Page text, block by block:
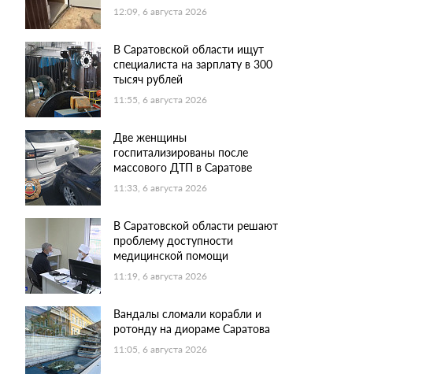
12:09, 6 августа 2026
В Саратовской области ищут
специалиста на зарплату в 300
тысяч рублей
11:55, 6 августа 2026
Две женщины
госпитализированы после
массового ДТП в Саратове
11:33, 6 августа 2026
В Саратовской области решают
проблему доступности
медицинской помощи
11:19, 6 августа 2026
Вандалы сломали корабли и
ротонду на диораме Саратова
11:05, 6 августа 2026